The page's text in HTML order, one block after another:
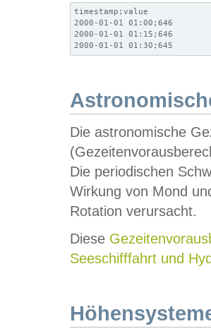
timestamp;value
2000-01-01 01:00;646
2000-01-01 01:15;646
2000-01-01 01:30;645
Die astronomische
Die periodischen
Wirkung von Mond
Rotation verursacht.
Diese
Seeschifffahrt und